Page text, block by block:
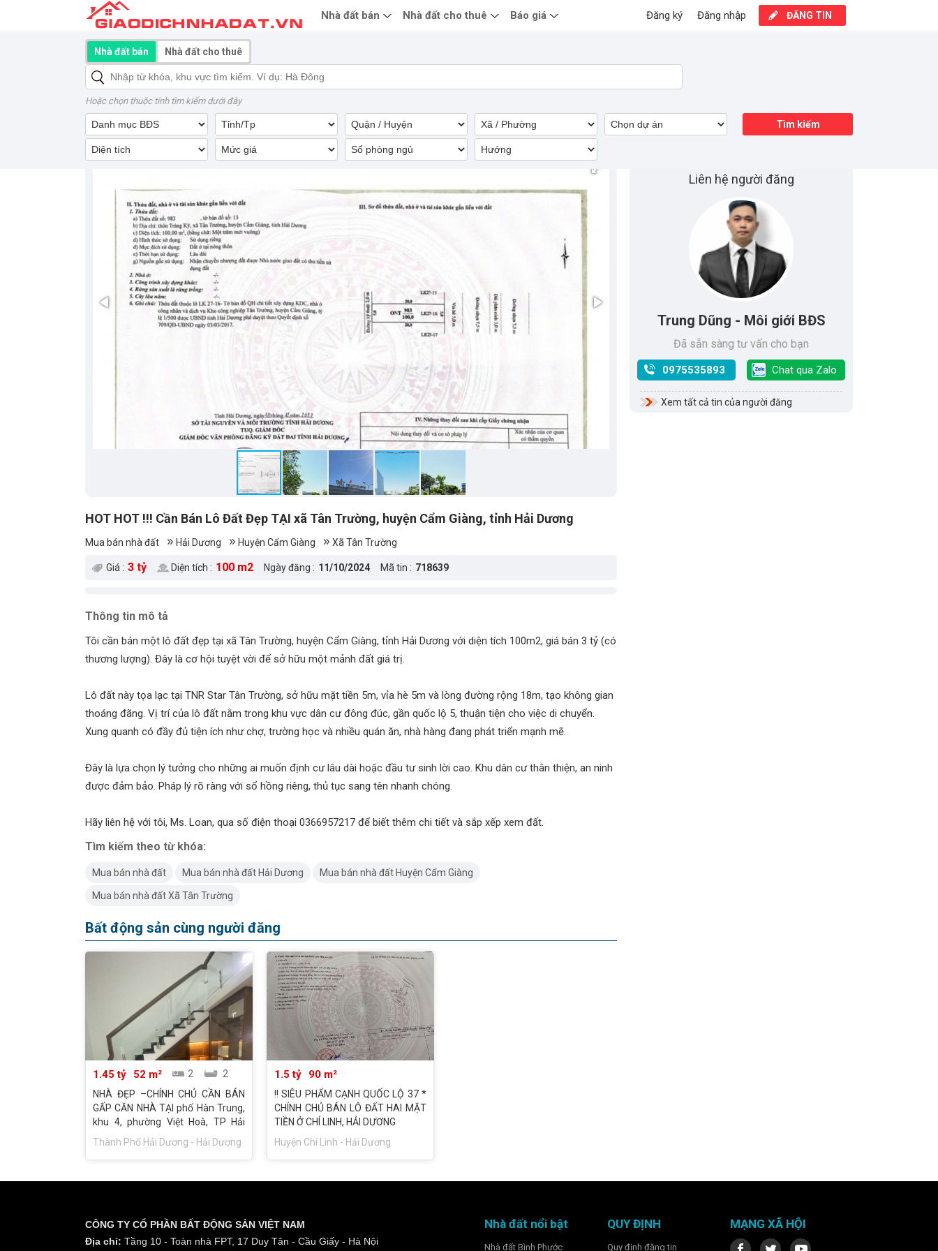
HOT HOT !!! Cần Bán Lô Đất Đẹp TẠI xã Tân Trường, huyện Cẩm Giàng, tỉnh Hải Dương
Mua bán nhà đất Hải Dương Huyện Cẩm Giàng Xã Tân Trường
Giá : 3 tỷ Diện tích : 100 m2 Ngày đăng : 11/10/2024 Mã tin : 718639
Thông tin mô tả
Tôi cần bán một lô đất đẹp tại xã Tân Trường, huyện Cẩm Giàng, tỉnh Hải Dương với diện tích 100m2, giá bán 3 tỷ (có
thương lượng). Đây là cơ hội tuyệt vời để sở hữu một mảnh đất giá trị.
Lô đất này tọa lạc tại TNR Star Tân Trường, sở hữu mặt tiền 5m, vỉa hè 5m và lòng đường rộng 18m, tạo không gian
thoáng đãng. Vị trí của lô đất nằm trong khu vực dân cư đông đúc, gần quốc lộ 5, thuận tiện cho việc di chuyển.
Xung quanh có đầy đủ tiện ích như chợ, trường học và nhiều quán ăn, nhà hàng đang phát triển mạnh mẽ.
Đây là lựa chọn lý tưởng cho những ai muốn định cư lâu dài hoặc đầu tư sinh lời cao. Khu dân cư thân thiện, an ninh
được đảm bảo. Pháp lý rõ ràng với sổ hồng riêng, thủ tục sang tên nhanh chóng.
Hãy liên hệ với tôi, Ms. Loan, qua số điện thoại 0366957217 để biết thêm chi tiết và sắp xếp xem đất.
Tìm kiếm theo từ khóa:
Mua bán nhà đất Mua bán nhà đất Hải Dương Mua bán nhà đất Huyện Cẩm Giàng
Mua bán nhà đất Xã Tân Trường
Bất động sản cùng người đăng
1.45 tỷ 52 m² 2
2
NHÀ ĐẸP –CHÍNH CHỦ CẦN BÁN
GẤP CĂN NHÀ TẠI phố Hàn Trung,
khu 4, phường Việt Hoà, TP Hải
Dương
Thành Phố Hải Dương - Hải Dương
1.5 tỷ 90 m²
!! SIÊU PHẨM CẠNH QUỐC LỘ 37 *
CHÍNH CHỦ BÁN LÔ ĐẤT HAI MẶT
TIỀN Ở CHÍ LINH, HẢI DƯƠNG
Huyện Chí Linh - Hải Dương
Liên hệ người đăng
Trung Dũng - Môi giới BĐS
Đã sẵn sàng tư vấn cho bạn
0975535893 Chat qua Zalo
Xem tất cả tin của người đăng
Nhà đất bán Nhà đất cho thuê
Hoặc chọn thuộc tính tìm kiếm dưới đây
Tìm kiếm
Nhà đất bán Nhà đất cho thuê Báo giá ĐĂNG TIN
Đăng nhập
Đăng ký
CÔNG TY CỔ PHẦN BẤT ĐỘNG SẢN VIỆT NAM
Địa chỉ: Tầng 10 - Toàn nhà FPT, 17 Duy Tân - Cầu Giấy - Hà Nội
Nhà đất nổi bật
Nhà đất Bình Phước
QUY ĐỊNH
Quy định đăng tin
MẠNG XÃ HỘI